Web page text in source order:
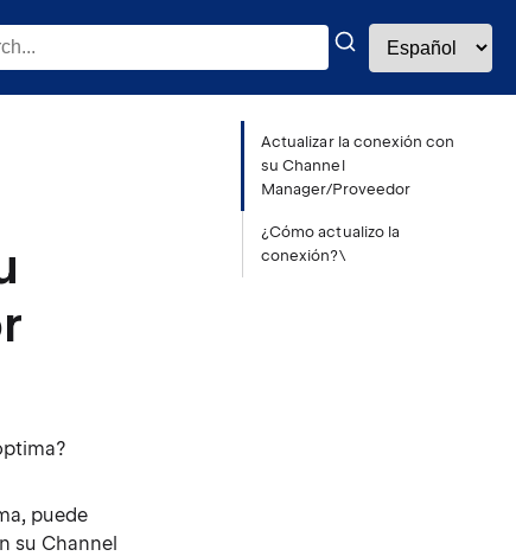
puede
su Channel
Actualizar la conexión con
su Channel
Manager/Proveedor
¿Cómo actualizo la
conexión?\